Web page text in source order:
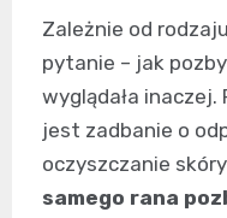
Zależnie od
pytanie – jak
wyglądała
jest zadbanie o
oczyszczanie
samego rana